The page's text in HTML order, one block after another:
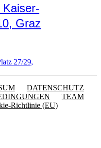
Graz
27/29,
DATENSCHUTZ
TEAM
Richtlinie (EU)